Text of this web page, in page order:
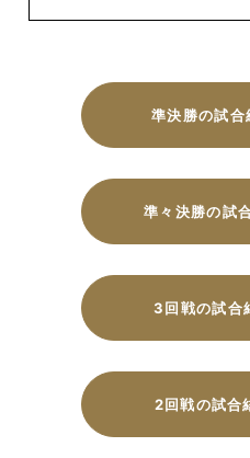
準決勝の試合
準々決勝の試
3回戦の試合
2回戦の試合